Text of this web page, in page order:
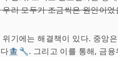
우리 모두가 조금씩은 원인이었
기에는 해결책이 있다. 중앙
🏦🔧. 그리고 이를 통해, 금